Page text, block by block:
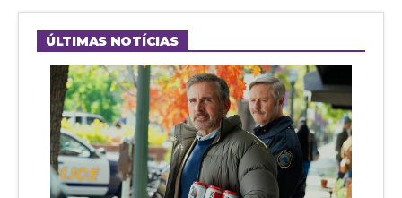
ÚLTIMAS NOTÍCIAS